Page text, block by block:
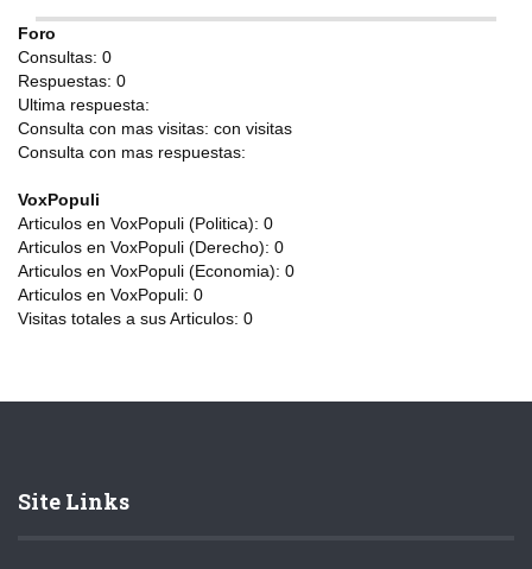
Foro
Consultas: 0
Respuestas: 0
Ultima respuesta:
Consulta con mas visitas: con visitas
Consulta con mas respuestas:
VoxPopuli
Articulos en VoxPopuli (Politica): 0
Articulos en VoxPopuli (Derecho): 0
Articulos en VoxPopuli (Economia): 0
Articulos en VoxPopuli: 0
Visitas totales a sus Articulos: 0
Site Links